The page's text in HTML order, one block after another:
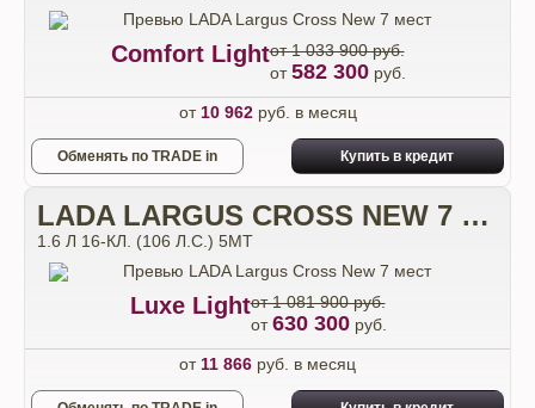
Comfort Lightот 1 033 900 руб.
от582 300руб.
от 10 962руб. в месяц
Обменять по TRADE in Купить в кредит
LADA LARGUS CROSS NEW 7 МЕСТ
1.6 Л 16-КЛ. (106 Л.С.) 5МТ
Luxe Lightот 1 081 900 руб.
от630 300руб.
от 11 866 руб. в месяц